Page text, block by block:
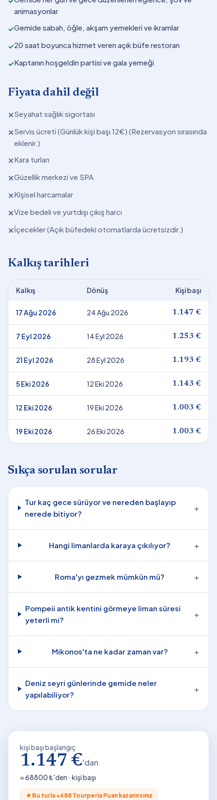
animasyonlar
✓Gemide sabah, öğle, akşam yemekleri ve ikramlar
✓20 saat boyunca hizmet veren açık büfe restoran
✓Kaptanın hoşgeldin partisi ve gala yemeği
Fiyata dahil değil
✕Seyahat sağlık sigortası
✕Servis ücreti (Günlük kişi başı 12€) (Rezervasyon sırasında
eklenir.)
✕Kara turları
✕Güzellik merkezi ve SPA
✕Kişisel harcamalar
✕Vize bedeli ve yurtdışı çıkış harcı
✕İçecekler (Açık büfedeki otomatlarda ücretsizdir.)
Kalkış tarihleri
Kalkış Dönüş Kişi başı
17 Ağu 2026 24 Ağu 2026 1.147 €
7 Eyl 2026 14 Eyl 2026 1.253 €
21 Eyl 2026 28 Eyl 2026 1.193 €
5 Eki 2026 12 Eki 2026 1.143 €
12 Eki 2026 19 Eki 2026 1.003 €
19 Eki 2026 26 Eki 2026 1.003 €
Sıkça sorulan sorular
Tur kaç gece sürüyor ve nereden başlayıp
nerede bitiyor?
+
Hangi limanlarda karaya çıkılıyor? +
Roma'yı gezmek mümkün mü? +
Pompeii antik kentini görmeye liman süresi
yeterli mi?
+
Mikonos'ta ne kadar zaman var? +
Deniz seyri günlerinde gemide neler
yapılabiliyor?
+
kişi başı başlangıç
1.147 €'dan
≈68800₺'den · kişi başı
★ Bu turla +688 Tourperia Puan kazanırsınız